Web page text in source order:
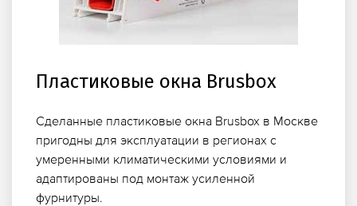
Пластиковые окна Brusbox
Сделанные пластиковые окна Brusbox в Москве
пригодны для эксплуатации в регионах с
умеренными климатическими условиями и
адаптированы под монтаж усиленной
фурнитуры.